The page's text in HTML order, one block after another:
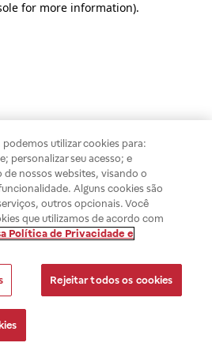
for more information).
podemos utilizar cookies para:
personalizar seu acesso; e
nossos websites, visando o
Alguns cookies são
outros opcionais. Você
que utilizamos de acordo com
Política de Privacidade e
Rejeitar todos os cookies